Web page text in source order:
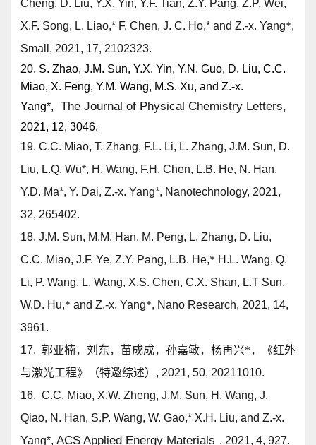
Cheng, D. Liu, Y.X. Yin, Y.F. Tian, Z.Y. Pang, Z.P. Wei,
X.F. Song, L. Liao,* F. Chen, J. C. Ho,* and Z.-x. Yang*,
Small, 2021, 17, 2102323.
20. S. Zhao, J.M. Sun, Y.X. Yin, Y.N. Guo, D. Liu, C.C.
Miao, X. Feng, Y.M. Wang, M.S. Xu, and Z.-x.
Yang*, The Journal of Physical Chemistry Letters,
2021, 12, 3046.
19. C.C. Miao, T. Zhang, F.L. Li, L. Zhang, J.M. Sun, D.
Liu, L.Q. Wu*, H. Wang, F.H. Chen, L.B. He, N. Han,
Y.D. Ma*, Y. Dai, Z.-x. Yang*, Nanotechnology, 2021,
32, 265402.
18. J.M. Sun, M.M. Han, M. Peng, L. Zhang, D. Liu,
C.C. Miao, J.F. Ye, Z.Y. Pang, L.B. He,* H.L. Wang, Q.
Li, P. Wang, L. Wang, X.S. Chen, C.X. Shan, L.T Sun,
W.D. Hu,* and Z.-x. Yang*, Nano Research, 2021, 14,
3961.
17. 郭亚楠，刘东，苗成成，孙嘉敏，杨再兴*，《红外
与激光工程》（特邀综述）, 2021, 50, 20211010.
16. C.C. Miao, X.W. Zheng, J.M. Sun, H. Wang, J.
Qiao, N. Han, S.P. Wang, W. Gao,* X.H. Liu, and Z.-x.
Yang*, ACS Applied Energy Materials , 2021, 4, 927.